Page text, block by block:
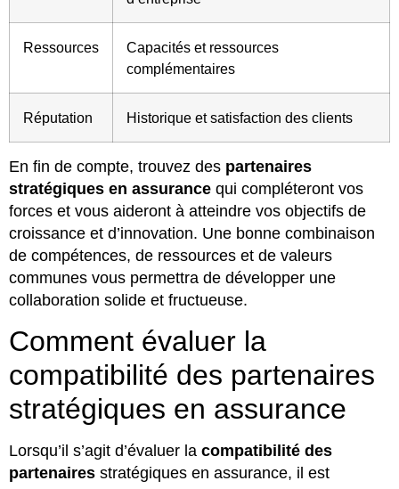
Ressources
Capacités et ressources
complémentaires
Réputation Historique et satisfaction des clients
En fin de compte, trouvez des partenaires
stratégiques en assurance qui compléteront vos
forces et vous aideront à atteindre vos objectifs de
croissance et d’innovation. Une bonne combinaison
de compétences, de ressources et de valeurs
communes vous permettra de développer une
collaboration solide et fructueuse.
Comment évaluer la
compatibilité des partenaires
stratégiques en assurance
Lorsqu’il s’agit d’évaluer la compatibilité des
partenaires stratégiques en assurance, il est